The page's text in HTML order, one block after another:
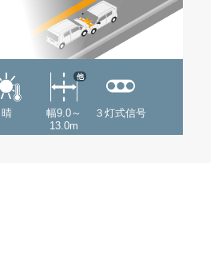
晴
幅9.0～
13.0m
他
３灯式信号